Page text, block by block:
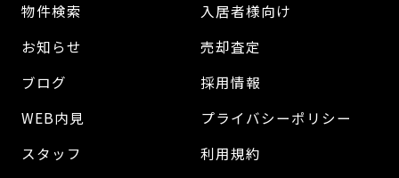
物件検索
お知らせ
ブログ
WEB内見
スタッフ
入居者様向け
売却査定
採用情報
プライバシーポリシー
利用規約